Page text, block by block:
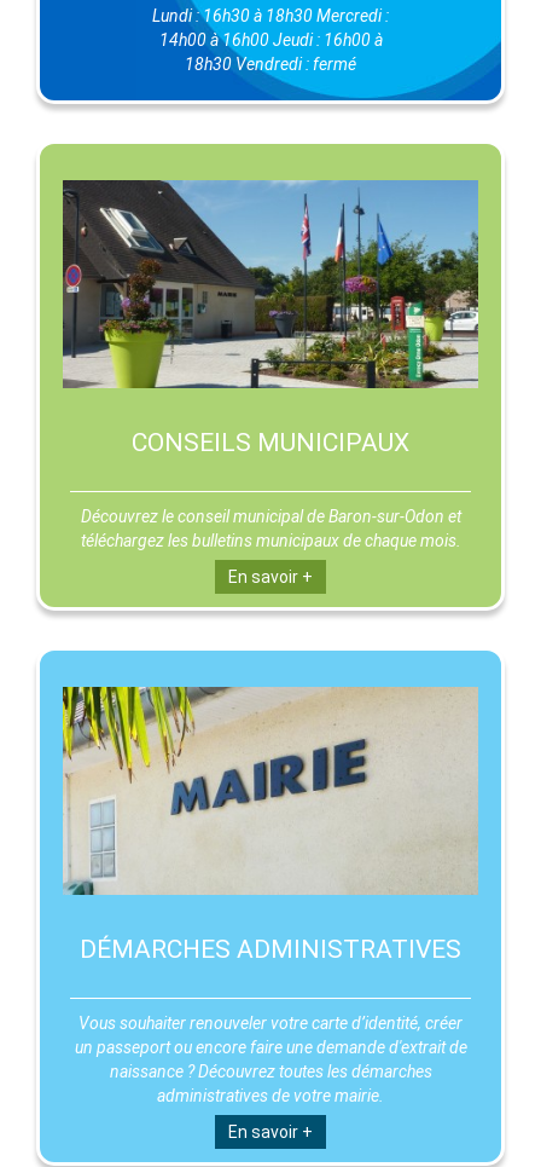
Lundi : 16h30 à 18h30 Mercredi :
14h00 à 16h00 Jeudi : 16h00 à
18h30 Vendredi : fermé
CONSEILS MUNICIPAUX
Découvrez le conseil municipal de Baron-sur-Odon et
téléchargez les bulletins municipaux de chaque mois.
En savoir +
DÉMARCHES ADMINISTRATIVES
Vous souhaiter renouveler votre carte d’identité, créer
un passeport ou encore faire une demande d'extrait de
naissance ? Découvrez toutes les démarches
administratives de votre mairie.
En savoir +